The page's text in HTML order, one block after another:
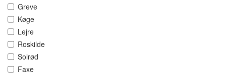
Greve
Køge
Lejre
Roskilde
Solrød
Faxe